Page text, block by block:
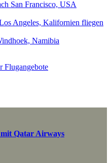
San Francisco, USA
Angeles, Kalifornien fliegen
Namibia
Flugangebote
Qatar Airways